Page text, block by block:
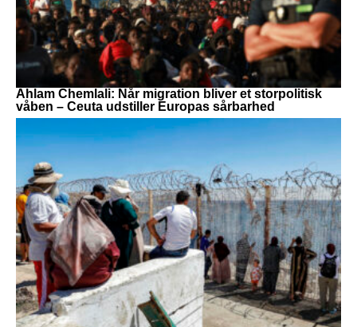
Ahlam Chemlali: Når migration bliver et storpolitisk
våben – Ceuta udstiller Europas sårbarhed